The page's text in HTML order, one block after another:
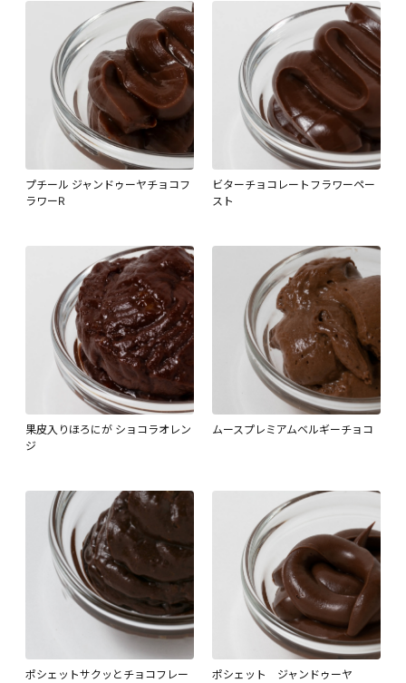
プチール ジャンドゥーヤチョコフ
ラワーR
ビターチョコレートフラワーペー
スト
果皮入りほろにが ショコラオレン
ジ
ムースプレミアムベルギーチョコ
ポシェットサクッとチョコフレー
ポシェット ジャンドゥーヤ